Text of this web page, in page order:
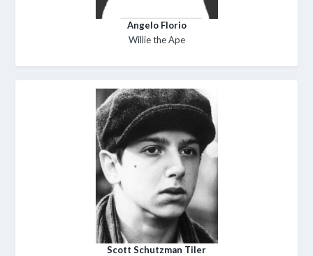
Angelo Florio
Willie the Ape
Scott Schutzman Tiler